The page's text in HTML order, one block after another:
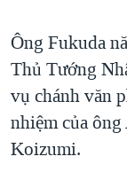
Ông Fukuda
Thủ Tướng
vụ chánh văn
nhiệm của
Koizumi.